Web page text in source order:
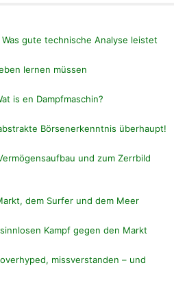
gute technische Analyse leistet
lernen müssen
is en Dampfmaschin?
Börsenerkenntnis überhaupt!
und zum Zerrbild
dem Surfer und dem Meer
Kampf gegen den Markt
missverstanden – und